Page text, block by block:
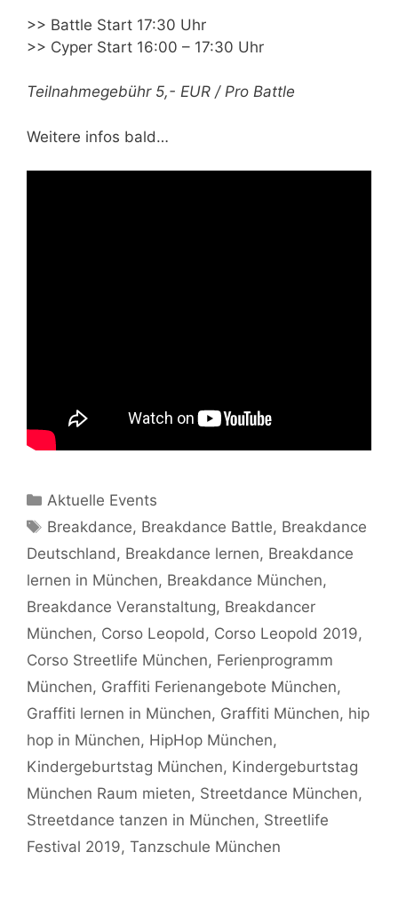
>> Battle Start 17:30 Uhr
>> Cyper Start 16:00 – 17:30 Uhr
Teilnahmegebühr 5,- EUR / Pro Battle
Weitere infos bald…
Kategorien
Aktuelle Events
Schlagwörter
Breakdance, Breakdance Battle, Breakdance
Deutschland, Breakdance lernen, Breakdance
lernen in München, Breakdance München,
Breakdance Veranstaltung, Breakdancer
München, Corso Leopold, Corso Leopold 2019,
Corso Streetlife München, Ferienprogramm
München, Graffiti Ferienangebote München,
Graffiti lernen in München, Graffiti München, hip
hop in München, HipHop München,
Kindergeburtstag München, Kindergeburtstag
München Raum mieten, Streetdance München,
Streetdance tanzen in München, Streetlife
Festival 2019, Tanzschule München